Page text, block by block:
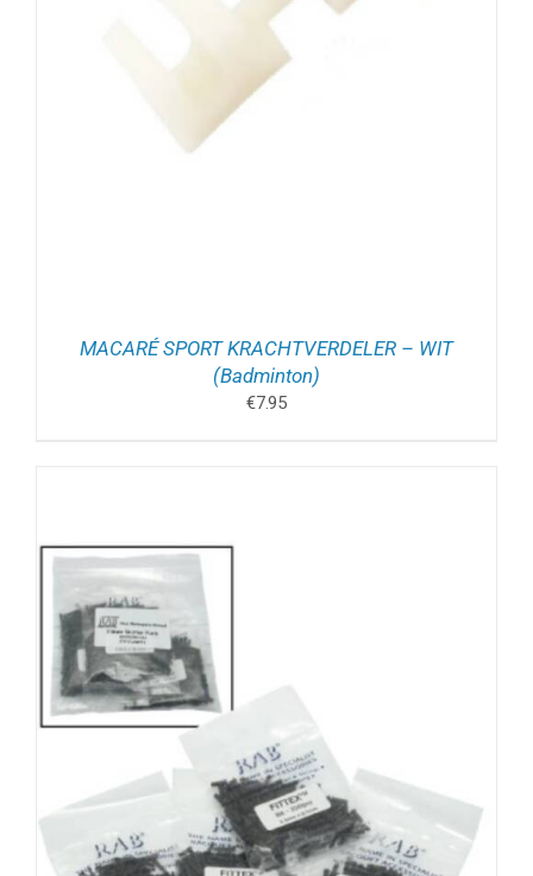
MACARÉ SPORT KRACHTVERDELER – WIT
(Badminton)
€7.95